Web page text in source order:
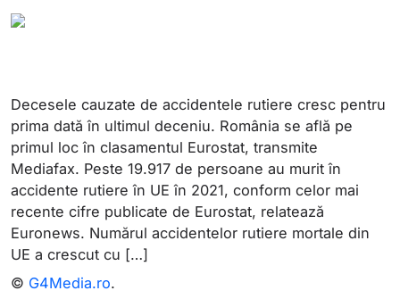
Decesele cauzate de accidentele rutiere cresc pentru
prima dată în ultimul deceniu. România se află pe
primul loc în clasamentul Eurostat, transmite
Mediafax. Peste 19.917 de persoane au murit în
accidente rutiere în UE în 2021, conform celor mai
recente cifre publicate de Eurostat, relatează
Euronews. Numărul accidentelor rutiere mortale din
UE a crescut cu […]
© G4Media.ro.